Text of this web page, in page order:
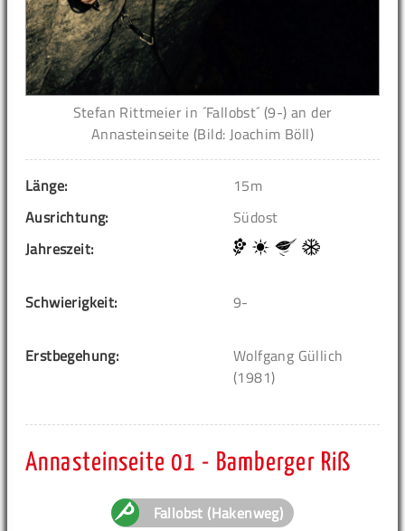
Stefan Rittmeier in ´Fallobst´ (9-) an der
Annasteinseite (Bild: Joachim Böll)
Länge:
15m
Ausrichtung:
Südost
Jahreszeit:
Schwierigkeit: 9-
Erstbegehung:
Wolfgang Güllich
(1981)
Annasteinseite 01 - Bamberger Riß
Fallobst (Hakenweg)